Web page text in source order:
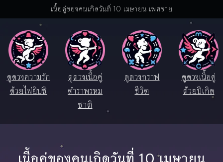
เนื้อคู่ของคนเกิดวันที่ 10 เมษายน เพศชาย
ดูดวงความรัก
ด้วยไพ่ยิปซี
ดูดวงเนื้อคู่
ตำราพรหม
ชาติ
ดูดวงกราฟ
ชีวิต
ดูดวงเนื้อคู่
ด้วยปีเกิด
เนื้อคู่ของคนเกิดวันที่ 10 เมษายน